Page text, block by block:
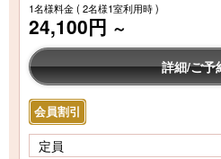
1名様料金( 2名様1室利用時 )
24,100円 ～
詳細/ご予
会員割引
定員